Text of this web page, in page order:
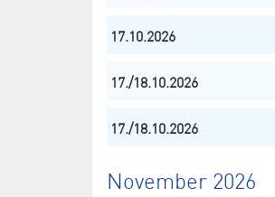
17.10.2026
17./18.10.2026
17./18.10.2026
November 2026